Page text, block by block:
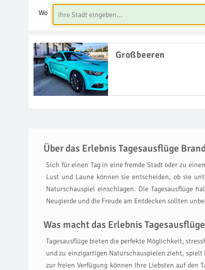
Wo
Großbeeren
Über das Erlebnis Tagesausflüge
Sich für einen Tag in eine fremde Stadt oder zu
Lust und Laune können sie entscheiden, ob sie
Naturschauspiel einschlagen. Die Tagesausflüge
Neugierde und die Freude am Entdecken sollten
Was macht das Erlebnis
Tagesausflüge bieten die perfekte Möglichkeit,
und zu einzigartigen Naturschauspielen zieht, spielt
zur freien Verfügung können Ihre Liebsten auf den